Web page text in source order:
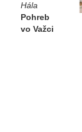
Hála
Pohreb
vo Važci